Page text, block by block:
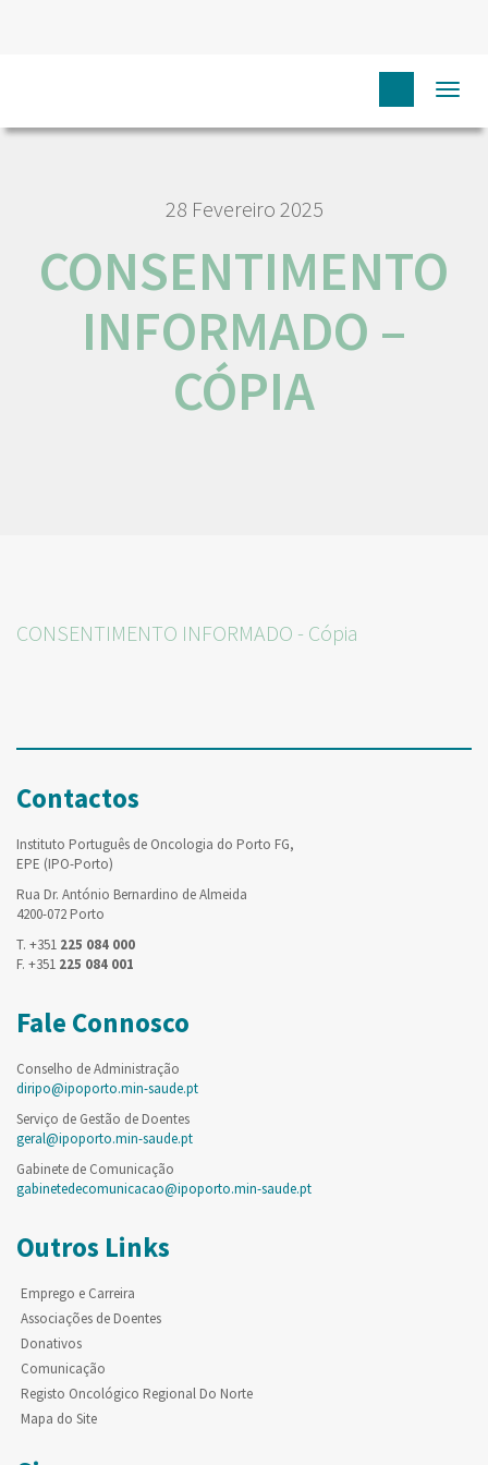
28 Fevereiro 2025
CONSENTIMENTO
INFORMADO –
CÓPIA
CONSENTIMENTO INFORMADO - Cópia
Contactos
Instituto Português de Oncologia do Porto FG,
EPE (IPO-Porto)
Rua Dr. António Bernardino de Almeida
4200-072 Porto
T. +351 225 084 000
F. +351 225 084 001
Fale Connosco
Conselho de Administração
diripo@ipoporto.min-saude.pt
Serviço de Gestão de Doentes
geral@ipoporto.min-saude.pt
Gabinete de Comunicação
gabinetedecomunicacao@ipoporto.min-saude.pt
Outros Links
Emprego e Carreira
Associações de Doentes
Donativos
Comunicação
Registo Oncológico Regional Do Norte
Mapa do Site